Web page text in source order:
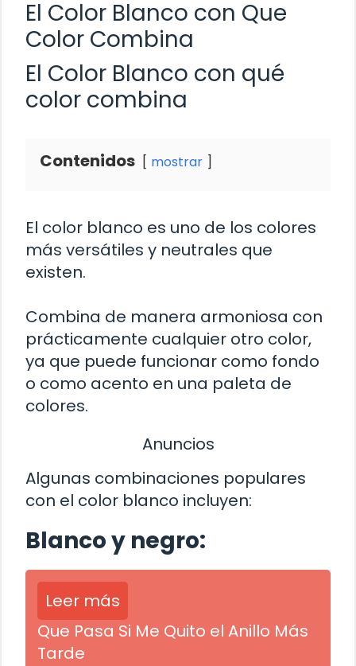
El Color Blanco con Que
Color Combina
El Color Blanco con qué
color combina
Contenidos mostrar
El color blanco es uno de los colores
más versátiles y neutrales que
existen.
Combina de manera armoniosa con
prácticamente cualquier otro color,
ya que puede funcionar como fondo
o como acento en una paleta de
colores.
Anuncios
Algunas combinaciones populares
con el color blanco incluyen:
Blanco y negro:
Leer más
Que Pasa Si Me Quito el Anillo Más
Tarde